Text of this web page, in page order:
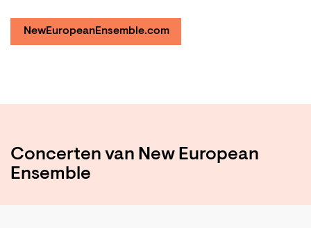
NewEuropeanEnsemble.com
Concerten van New European
Ensemble